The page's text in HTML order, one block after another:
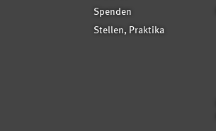
Spenden
Stellen, Praktika